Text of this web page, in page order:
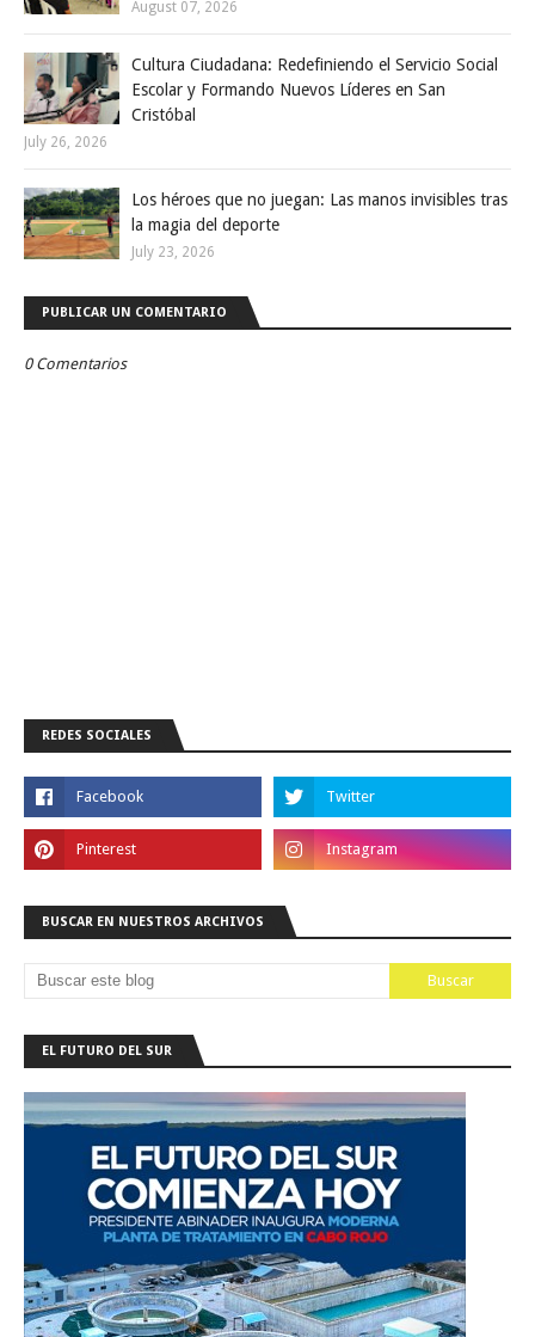
August 07, 2026
Cultura Ciudadana: Redefiniendo el Servicio Social
Escolar y Formando Nuevos Líderes en San
Cristóbal
July 26, 2026
Los héroes que no juegan: Las manos invisibles tras
la magia del deporte
July 23, 2026
PUBLICAR UN COMENTARIO
0 Comentarios
REDES SOCIALES
BUSCAR EN NUESTROS ARCHIVOS
EL FUTURO DEL SUR